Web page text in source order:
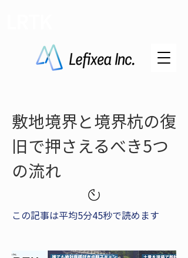
敷地境界と境界杭の復
旧で押さえるべき5つ
の流れ
この記事は平均5分45秒で読めます